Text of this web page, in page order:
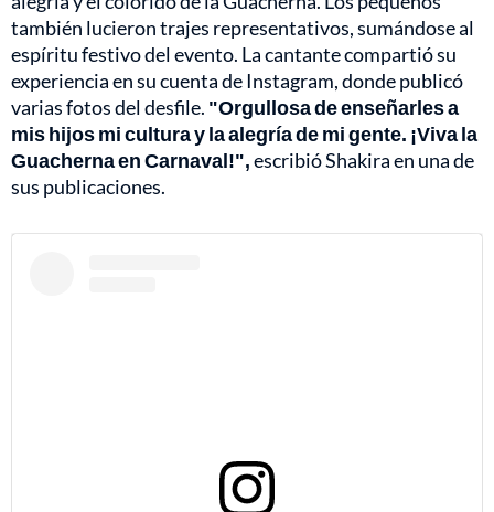
también lucieron trajes representativos, sumándose al
espíritu festivo del evento. La cantante compartió su
experiencia en su cuenta de Instagram, donde publicó
varias fotos del desfile. "Orgullosa de enseñarles a
mis hijos mi cultura y la alegría de mi gente. ¡Viva la
Guacherna en Carnaval!",escribió Shakira en una de
sus publicaciones.